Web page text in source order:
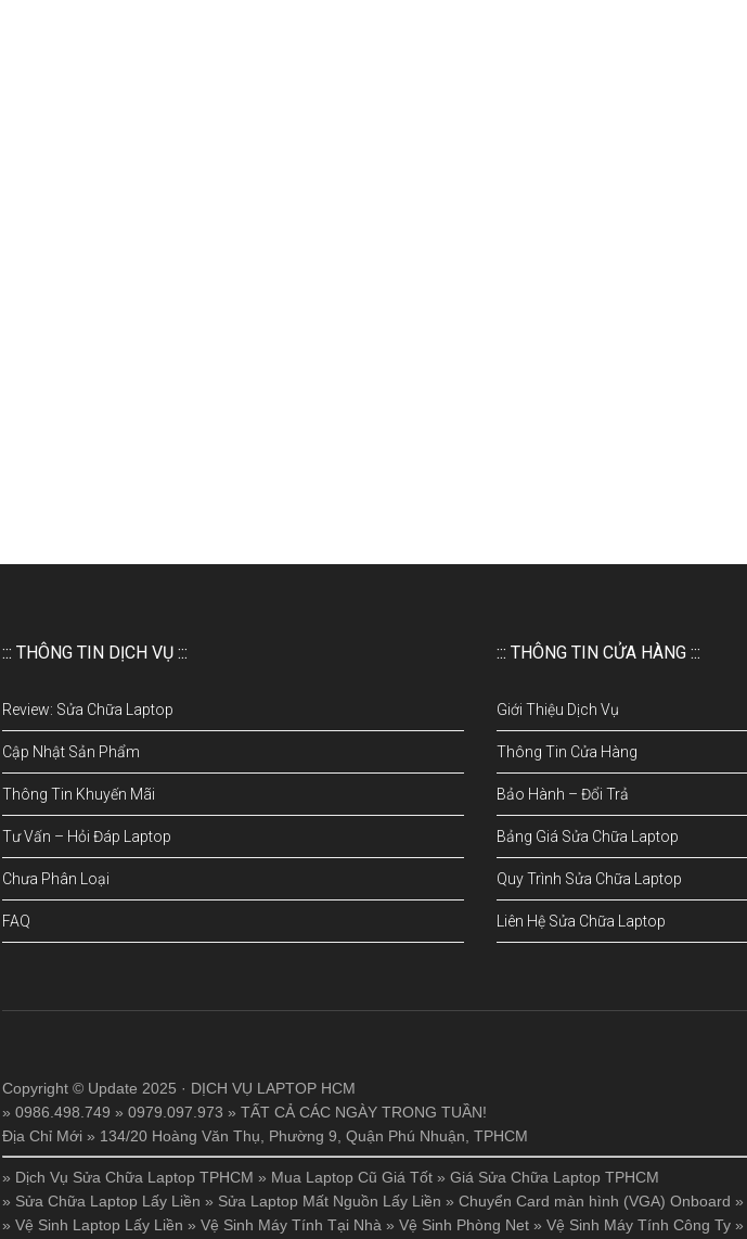
::: THÔNG TIN DỊCH VỤ :::
Review: Sửa Chữa Laptop
Cập Nhật Sản Phẩm
Thông Tin Khuyến Mãi
Tư Vấn – Hỏi Đáp Laptop
Chưa Phân Loại
FAQ
::: THÔNG TIN CỬA HÀNG :::
Giới Thiệu Dịch Vụ
Thông Tin Cửa Hàng
Bảo Hành – Đổi Trả
Bảng Giá Sửa Chữa Laptop
Quy Trình Sửa Chữa Laptop
Liên Hệ Sửa Chữa Laptop
Copyright © Update 2025 · DỊCH VỤ LAPTOP HCM
» 0986.498.749 » 0979.097.973 » TẤT CẢ CÁC NGÀY TRONG TUẦN!
Địa Chỉ Mới » 134/20 Hoàng Văn Thụ, Phường 9, Quận Phú Nhuận, TPHCM
» Dịch Vụ Sửa Chữa Laptop TPHCM » Mua Laptop Cũ Giá Tốt » Giá Sửa Chữa Laptop TPHCM
» Sửa Chữa Laptop Lấy Liền » Sửa Laptop Mất Nguồn Lấy Liền » Chuyển Card màn hình (VGA) Onboard »
» Vệ Sinh Laptop Lấy Liền » Vệ Sinh Máy Tính Tại Nhà » Vệ Sinh Phòng Net » Vệ Sinh Máy Tính Công Ty »